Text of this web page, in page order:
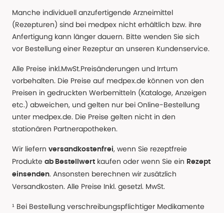
Manche individuell anzufertigende Arzneimittel
(Rezepturen) sind bei medpex nicht erhältlich bzw. ihre
Anfertigung kann länger dauern. Bitte wenden Sie sich
vor Bestellung einer Rezeptur an unseren Kundenservice.
Alle Preise inkl.MwSt.Preisänderungen und Irrtum
vorbehalten. Die Preise auf medpex.de können von den
Preisen in gedruckten Werbemitteln (Kataloge, Anzeigen
etc.) abweichen, und gelten nur bei Online-Bestellung
unter medpex.de. Die Preise gelten nicht in den
stationären Partnerapotheken.
Wir liefern versandkostenfrei, wenn Sie rezeptfreie
Produkte ab Bestellwert kaufen oder wenn Sie ein Rezept
einsenden. Ansonsten berechnen wir zusätzlich
Versandkosten. Alle Preise Inkl. gesetzl. MwSt.
¹ Bei Bestellung verschreibungspflichtiger Medikamente